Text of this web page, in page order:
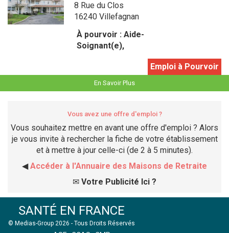
8 Rue du Clos
16240 Villefagnan
À pourvoir : Aide-
Soignant(e),
Emploi à Pourvoir
En Savoir Plus
Vous avez une offre d'emploi ?
Vous souhaitez mettre en avant une offre d'emploi ? Alors
je vous invite à rechercher la fiche de votre établissement
et à mettre à jour celle-ci (de 2 à 5 minutes).
◀Accéder à l'Annuaire des Maisons de Retraite
✉ Votre Publicité Ici ?
SANTÉ EN FRANCE
© Medias-Group 2026 - Tous Droits Réservés